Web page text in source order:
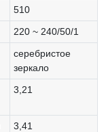
510
220 ~ 240/50/1
серебристое
зеркало
3,21
3,41